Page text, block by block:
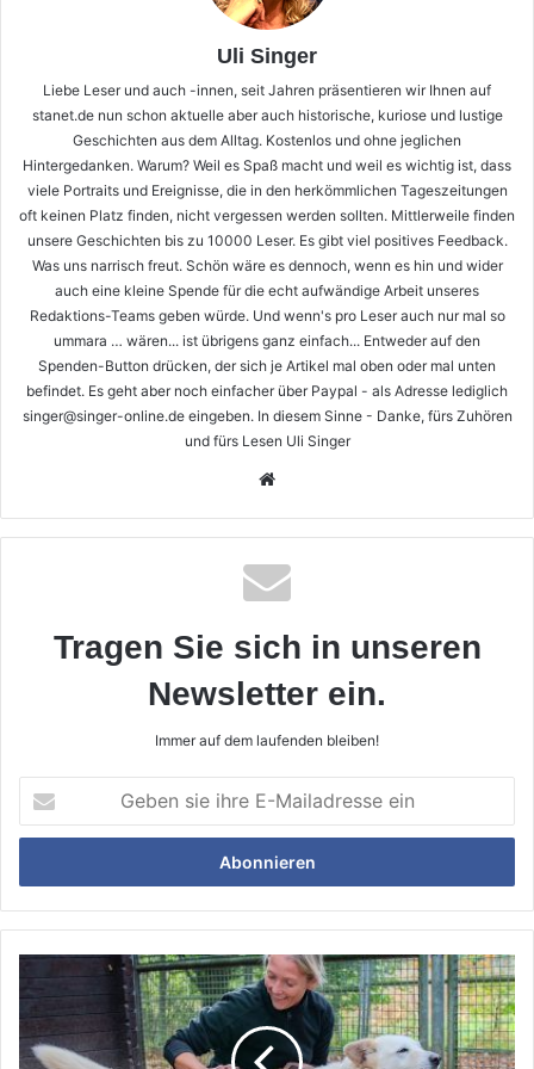
Uli Singer
Liebe Leser und auch -innen, seit Jahren präsentieren wir Ihnen auf
stanet.de nun schon aktuelle aber auch historische, kuriose und lustige
Geschichten aus dem Alltag. Kostenlos und ohne jeglichen
Hintergedanken. Warum? Weil es Spaß macht und weil es wichtig ist, dass
viele Portraits und Ereignisse, die in den herkömmlichen Tageszeitungen
oft keinen Platz finden, nicht vergessen werden sollten. Mittlerweile finden
unsere Geschichten bis zu 10000 Leser. Es gibt viel positives Feedback.
Was uns narrisch freut. Schön wäre es dennoch, wenn es hin und wider
auch eine kleine Spende für die echt aufwändige Arbeit unseres
Redaktions-Teams geben würde. Und wenn's pro Leser auch nur mal so
ummara … wären... ist übrigens ganz einfach... Entweder auf den
Spenden-Button drücken, der sich je Artikel mal oben oder mal unten
befindet. Es geht aber noch einfacher über Paypal - als Adresse lediglich
singer@singer-online.de eingeben. In diesem Sinne - Danke, fürs Zuhören
und fürs Lesen Uli Singer
Tragen Sie sich in unseren
Newsletter ein.
Immer auf dem laufenden bleiben!
sie
ihre
Mailadresse
ein
Rex
gab
es